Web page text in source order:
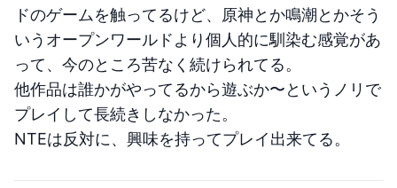
ドのゲームを触ってるけど、原神とか鳴潮とかそう
いうオープンワールドより個人的に馴染む感覚があ
って、今のところ苦なく続けられてる。
他作品は誰かがやってるから遊ぶか〜というノリで
プレイして長続きしなかった。
NTEは反対に、興味を持ってプレイ出来てる。